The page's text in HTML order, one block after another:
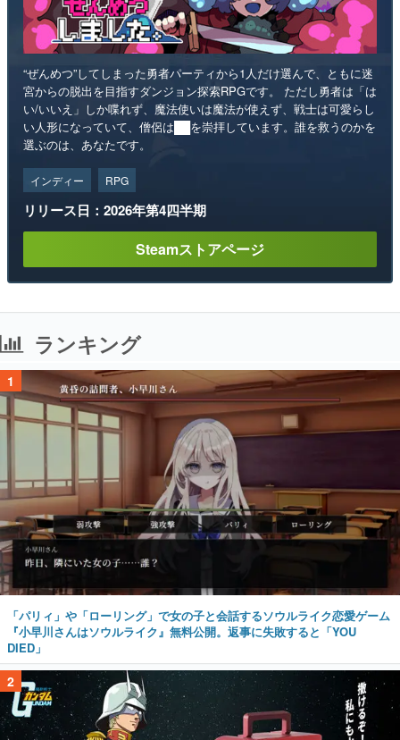
“ぜんめつ”してしまった勇者パーティから1人だけ選んで、ともに迷
宮からの脱出を目指すダンジョン探索RPGです。 ただし勇者は「は
い/いいえ」しか喋れず、魔法使いは魔法が使えず、戦士は可愛らし
い人形になっていて、僧侶は██を崇拝しています。誰を救うのかを
選ぶのは、あなたです。
インディー RPG
リリース日：2026年第4四半期
Steamストアページ
ランキング
1
「パリィ」や「ローリング」で女の子と会話するソウルライク恋愛ゲーム
『小早川さんはソウルライク』無料公開。返事に失敗すると「YOU
DIED」
2